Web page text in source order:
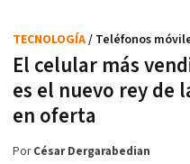
El celular más
es el nuevo rey de
en oferta
TECNOLOGÍA/ Teléfonos
PorCésar Dergarabedian